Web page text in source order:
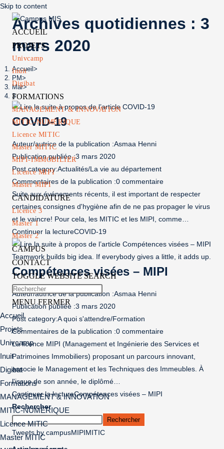
Skip to content
ACCUEIL
PROJETS
Univcamp
Inuit
Digibat
FORMATIONS
MANAGEMENT & INNOVATION
MITIC-NUMÉRIQUE
Licence MITIC
Master MITIC
MIPI-IMMOBILIER
Licence MIPI
Master MIPI
CANDIDATURE
Licence 3
Master 1
Master 2
CAMPUS
CONTACT
TOGGLE WEBSITE SEARCH
MENU FERMER
Accueil
Projets
Univcamp
Inuit
Digibat
Formations
MANAGEMENT & INNOVATION
MITIC-NUMÉRIQUE
Licence MITIC
Master MITIC
Archives quotidiennes : 3
mars 2020
Accueil >
PM>
Mar>
3
COVID-19
Auteur/autrice de la publication :Asmaa Henni
Publication publiée :3 mars 2020
Post category:Actualités/La vie au département
Commentaires de la publication :0 commentaire
Suite aux événements récents, il est important de respecter
certaines consignes d'hygiène afin de ne pas propager le virus
et le vaincre! Pour cela, les MITIC et les MIPI, comme…
Continuer la lectureCOVID-19
Teamwork builds big idea. If everybody gives a little, it adds up.
Compétences visées – MIPI
Auteur/autrice de la publication :Asmaa Henni
Publication publiée :3 mars 2020
Post category:A quoi s'attendre/Formation
Commentaires de la publication :0 commentaire
La licence MIPI (Management et Ingénierie des Services et
Patrimoines Immobiliers) proposant un parcours innovant,
associe le Management et les Techniques des Immeubles. À
l'issue de son année, le diplômé…
Continuer la lectureCompétences visées – MIPI
Rechercher
Rechercher
Tweets by campusMIPIMITIC